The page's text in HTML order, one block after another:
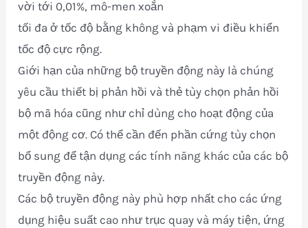
vời tới 0,01%, mô-men xoắn
tối đa ở tốc độ bằng không và phạm vi điều khiển
tốc độ cực rộng.
Giới hạn của những bộ truyền động này là chúng
yêu cầu thiết bị phản hồi và thẻ tùy chọn phản hồi
bộ mã hóa cũng như chỉ dùng cho hoạt động của
một động cơ. Có thể cần đến phần cứng tùy chọn
bổ sung để tận dụng các tính năng khác của các bộ
truyền động này.
Các bộ truyền động này phù hợp nhất cho các ứng
dụng hiệu suất cao như trục quay và máy tiện, ứng